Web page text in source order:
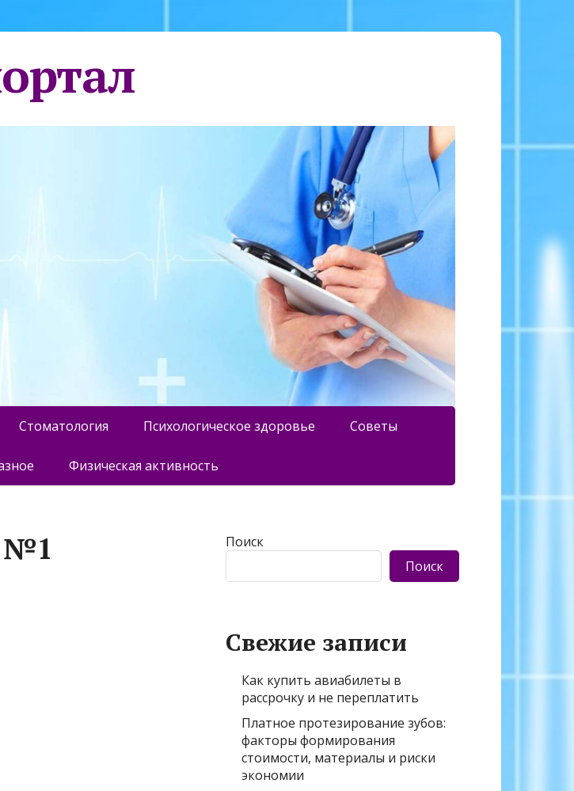
Стоматология Психологическое здоровье Советы
Физическая активность
№1
Поиск
Поиск
Свежие записи
Как купить авиабилеты в
рассрочку и не переплатить
Платное протезирование зубов:
факторы формирования
стоимости, материалы и риски
экономии